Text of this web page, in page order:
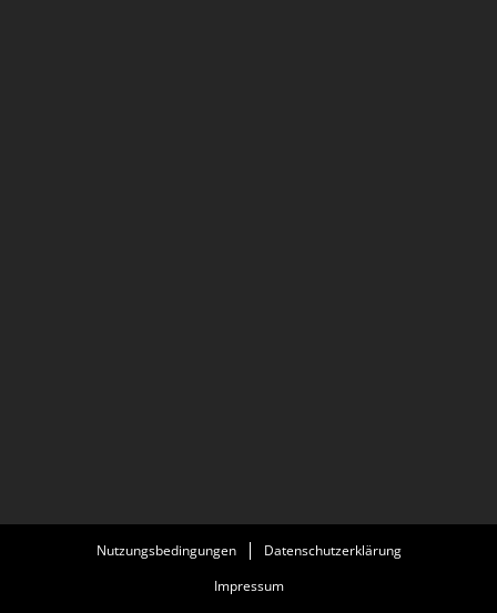
Nutzungsbedingungen
Datenschutzerklärung
Impressum